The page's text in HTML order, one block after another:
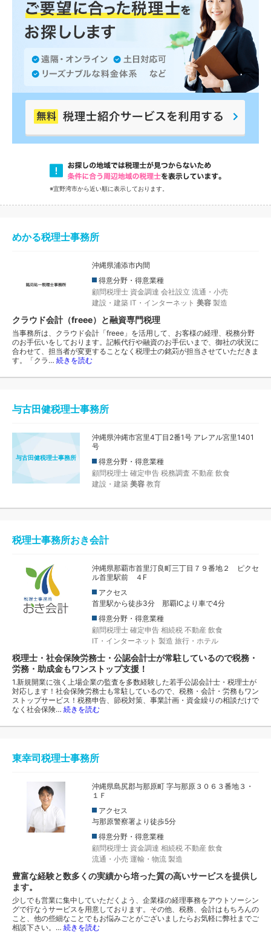
※宜野湾市から近い順に表示しております。
めかる税理士事務所
沖縄県浦添市内間
得意分野・得意業種
顧問税理士 資金調達 会社設立 流通・小売
建設・建築 IT・インターネット 美容 製造
クラウド会計（freee）と融資専門税理
当事務所は、クラウド会計「freee」を活用して、お客様の経理、税務分野
のお手伝いをしております。記帳代行や融資のお手伝いまで、御社の状況に
合わせて、担当者が変更することなく税理士の銘苅が担当させていただきま
す。「クラ… 続きを読む
与古田健税理士事務所
与古田健税理士事務所
沖縄県沖縄市宮里4丁目2番1号 アレアル宮里1401
号
得意分野・得意業種
顧問税理士 確定申告 税務調査 不動産 飲食
建設・建築 美容 教育
税理士事務所おき会計
沖縄県那覇市首里汀良町三丁目７９番地２ ピクセ
ル首里駅前 ４F
アクセス
首里駅から徒歩3分 那覇ICより車で4分
得意分野・得意業種
顧問税理士 確定申告 相続税 不動産 飲食
IT・インターネット 製造 旅行・ホテル
税理士・社会保険労務士・公認会計士が常駐しているので税務・
労務・助成金もワンストップ支援！
1.新規開業に強く上場企業の監査を多数経験した若手公認会計士・税理士が
対応します！社会保険労務士も常駐しているので、税務・会計・労務もワン
ストップサービス！税務申告、節税対策、事業計画・資金繰りの相談だけで
なく社会保険… 続きを読む
東幸司税理士事務所
沖縄県島尻郡与那原町 字与那原３０６３番地３・
１Ｆ
アクセス
与那原警察署より徒歩5分
得意分野・得意業種
顧問税理士 資金調達 相続税 不動産 飲食
流通・小売 運輸・物流 製造
豊富な経験と数多くの実績から培った質の高いサービスを提供し
ます。
少しでも営業に集中していただくよう、企業様の経理事務をアウトソーシン
グで行なうサービスを用意しております。その他、税務、会計はもちろんの
こと、他の些細なことでもお悩みごとがございましたらお気軽に弊社までご
相談下さい。… 続きを読む